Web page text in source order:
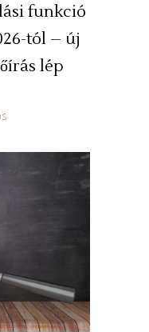
funkció
tól – új
lép